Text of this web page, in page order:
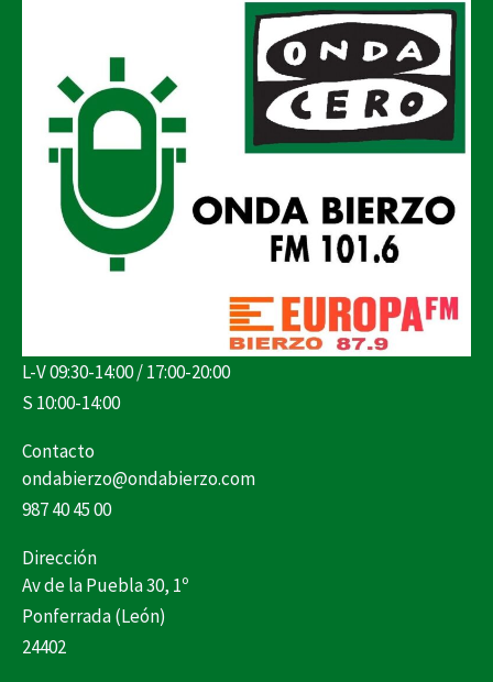
L-V 09:30-14:00 / 17:00-20:00
S 10:00-14:00
Contacto
ondabierzo@ondabierzo.com
987 40 45 00
Dirección
Av de la Puebla 30, 1º
Ponferrada (León)
24402